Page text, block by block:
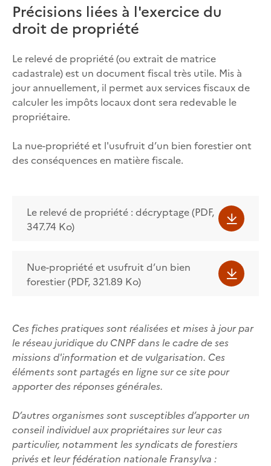
Précisions liées à l'exercice du
droit de propriété
Le relevé de propriété (ou extrait de matrice
cadastrale) est un document fiscal très utile. Mis à
jour annuellement, il permet aux services fiscaux de
calculer les impôts locaux dont sera redevable le
propriétaire.
La nue-propriété et l'usufruit d’un bien forestier ont
des conséquences en matière fiscale.
Le relevé de propriété : décryptage (PDF,
347.74 Ko)
Nue-propriété et usufruit d’un bien
forestier (PDF, 321.89 Ko)
Ces fiches pratiques sont réalisées et mises à jour par
le réseau juridique du CNPF dans le cadre de ses
missions d'information et de vulgarisation. Ces
éléments sont partagés en ligne sur ce site pour
apporter des réponses générales.
D’autres organismes sont susceptibles d’apporter un
conseil individuel aux propriétaires sur leur cas
particulier, notamment les syndicats de forestiers
privés et leur fédération nationale Fransylva :